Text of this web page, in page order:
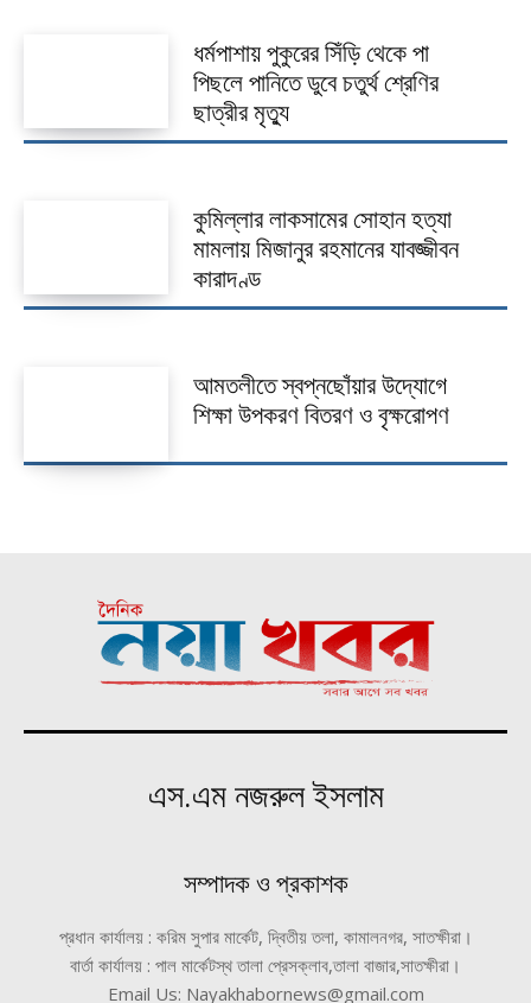
ধর্মপাশায় পুকুরের সিঁড়ি থেকে পা
পিছলে পানিতে ডুবে চতুর্থ শ্রেণির
ছাত্রীর মৃত্যু
কুমিল্লার লাকসামের সোহান হত্যা
মামলায় মিজানুর রহমানের যাবজ্জীবন
কারাদণ্ড
আমতলীতে স্বপ্নছোঁয়ার উদ্যোগে
শিক্ষা উপকরণ বিতরণ ও বৃক্ষরোপণ
এস.এম নজরুল ইসলাম
সম্পাদক ও প্রকাশক
প্রধান কার্যালয় : করিম সুপার মার্কেট, দ্বিতীয় তলা, কামালনগর, সাতক্ষীরা।
বার্তা কার্যালয় : পাল মার্কেটস্থ তালা প্রেসক্লাব,তালা বাজার,সাতক্ষীরা।
Email Us: Nayakhabornews@gmail.com